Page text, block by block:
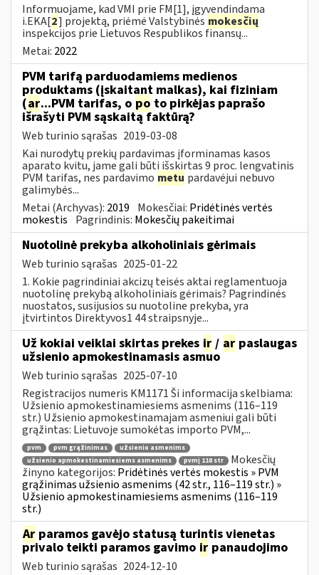
Informuojame, kad VMI prie FM[1], įgyvendindama
i.EKA[2] projektą, priėmė Valstybinės mokesčių
inspekcijos prie Lietuvos Respublikos finansų...
Metai: 2022
PVM tarifą parduodamiems medienos
produktams (įskaitant malkas), kai fiziniam
(ar...PVM tarifas, o po to pirkėjas paprašo
išrašyti PVM sąskaitą faktūrą?
Web turinio sąrašas 2019-03-08
Kai nurodytų prekių pardavimas įforminamas kasos
aparato kvitu, jame gali būti išskirtas 9 proc. lengvatinis
PVM tarifas, nes pardavimo metu pardavėjui nebuvo
galimybės...
Metai (Archyvas): 2019 Mokesčiai: Pridėtinės vertės
mokestis Pagrindinis: Mokesčių pakeitimai
Nuotolinė prekyba alkoholiniais gėrimais
Web turinio sąrašas 2025-01-22
1. Kokie pagrindiniai akcizų teisės aktai reglamentuoja
nuotolinę prekybą alkoholiniais gėrimais? Pagrindinės
nuostatos, susijusios su nuotoline prekyba, yra
įtvirtintos Direktyvos1 44 straipsnyje...
Už kokiai veiklai skirtas prekes ir / ar paslaugas
užsienio apmokestinamasis asmuo
Web turinio sąrašas 2025-07-10
Registracijos numeris KM1171 Ši informacija skelbiama:
Užsienio apmokestinamiesiems asmenims (116–119
str.) Užsienio apmokestinamajam asmeniui gali būti
grąžintas: Lietuvoje sumokėtas importo PVM,...
pvm pvm grąžinimas
užsienio asmenims
užsienio apmokestinamiesiems asmenims
pvmį 118 str
Mokesčių
žinyno kategorijos: Pridėtinės vertės mokestis » PVM
grąžinimas užsienio asmenims (42 str., 116–119 str.) »
Užsienio apmokestinamiesiems asmenims (116–119
str.)
Ar paramos gavėjo statusą turintis vienetas
privalo teikti paramos gavimo ir panaudojimo
Web turinio sąrašas 2024-12-10